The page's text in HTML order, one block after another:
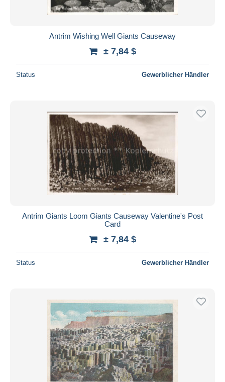
Antrim Wishing Well Giants Causeway
± 7,84 $
Status Gewerblicher Händler
Antrim Giants Loom Giants Causeway Valentine's Post
Card
± 7,84 $
Status Gewerblicher Händler